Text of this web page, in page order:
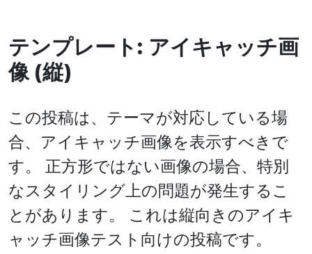
テンプレート: アイキャッチ画
像 (縦)
この投稿は、テーマが対応している場
合、アイキャッチ画像を表示すべきで
す。 正方形ではない画像の場合、特別
なスタイリング上の問題が発生するこ
とがあります。 これは縦向きのアイキ
ャッチ画像テスト向けの投稿です。